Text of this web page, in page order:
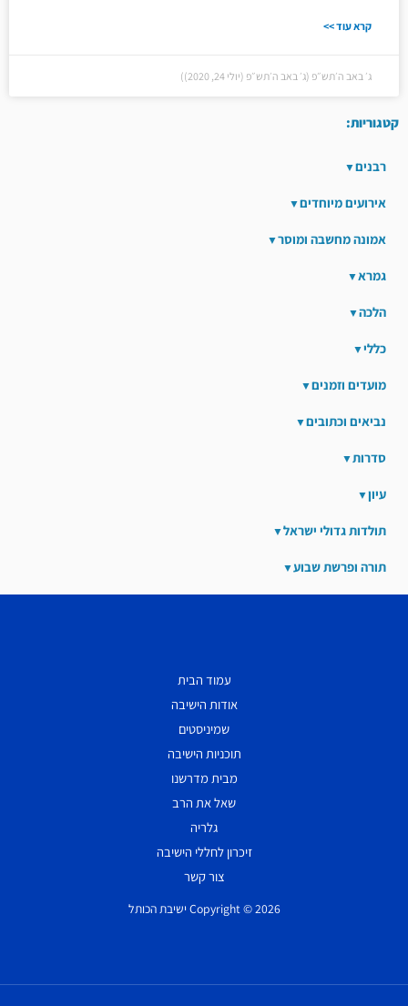
קרא עוד >>
ג׳ באב ה׳תש״פ (ג׳ באב ה׳תש״פ (יולי 24, 2020))
קטגוריות:
רבנים
אירועים מיוחדים
אמונה מחשבה ומוסר
גמרא
הלכה
כללי
מועדים וזמנים
נביאים וכתובים
סדרות
עיון
תולדות גדולי ישראל
תורה ופרשת שבוע
עמוד הבית
אודות הישיבה
שמיניסטים
תוכניות הישיבה
מבית מדרשנו
שאל את הרב
גלריה
זיכרון לחללי הישיבה
צור קשר
Copyright © 2026 ישיבת הכותל